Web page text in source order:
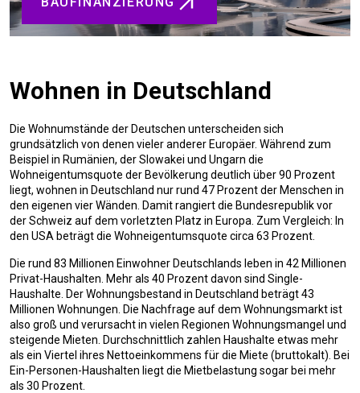
Wohnen in Deutschland
Die Wohnumstände der Deutschen unterscheiden sich
grundsätzlich von denen vieler anderer Europäer. Während zum
Beispiel in Rumänien, der Slowakei und Ungarn die
Wohneigentumsquote der Bevölkerung deutlich über 90 Prozent
liegt, wohnen in Deutschland nur rund 47 Prozent der Menschen in
den eigenen vier Wänden. Damit rangiert die Bundesrepublik vor
der Schweiz auf dem vorletzten Platz in Europa. Zum Vergleich: In
den USA beträgt die Wohneigentumsquote circa 63 Prozent.
Die rund 83 Millionen Einwohner Deutschlands leben in 42 Millionen
Privat-Haushalten. Mehr als 40 Prozent davon sind Single-
Haushalte. Der Wohnungsbestand in Deutschland beträgt 43
Millionen Wohnungen. Die Nachfrage auf dem Wohnungsmarkt ist
also groß und verursacht in vielen Regionen Wohnungsmangel und
steigende Mieten. Durchschnittlich zahlen Haushalte etwas mehr
als ein Viertel ihres Nettoeinkommens für die Miete (bruttokalt). Bei
Ein-Personen-Haushalten liegt die Mietbelastung sogar bei mehr
als 30 Prozent.